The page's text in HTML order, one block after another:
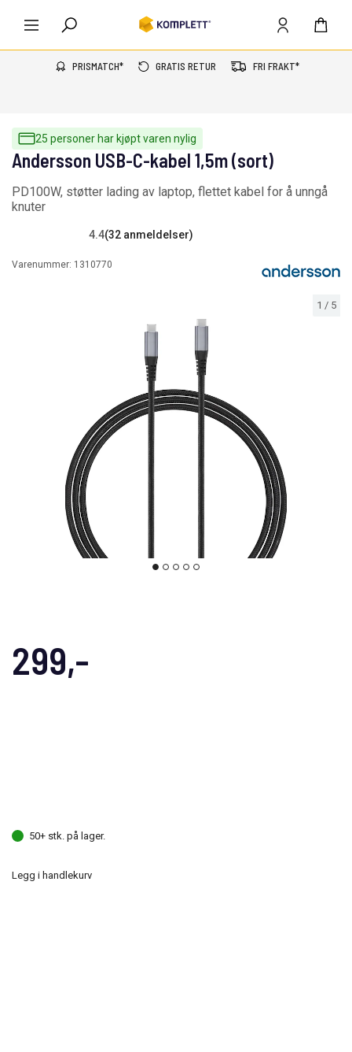
PRISMATCH* GRATIS RETUR FRI FRAKT*
25 personer har kjøpt varen nylig
1 / 5
Andersson USB-C-kabel 1,5m (sort)
PD100W, støtter lading av laptop, flettet kabel for å unngå
knuter
4.4(32 anmeldelser)
Varenummer: 1310770
299,-
50+ stk. på lager.
Legg i handlekurv